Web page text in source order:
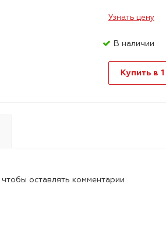
Узнать цену
В наличии
Купить в
чтобы оставлять комментарии